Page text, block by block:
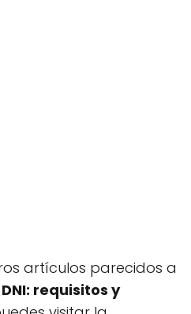
artículos parecidos a
requisitos y